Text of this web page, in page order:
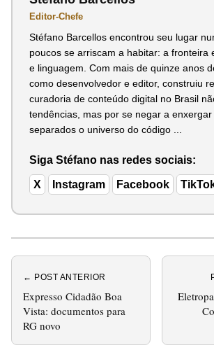
Editor-Chefe
Stéfano Barcellos encontrou seu lugar
poucos se arriscam a habitar: a fronteira
e linguagem. Com mais de quinze anos
como desenvolvedor e editor, construiu
curadoria de conteúdo digital no Brasil
tendências, mas por se negar a
separados o universo do código ...
Siga Stéfano nas redes sociais:
X Instagram Facebook
← POST ANTERIOR
Expresso Cidadão Boa
Vista: documentos para
RG novo